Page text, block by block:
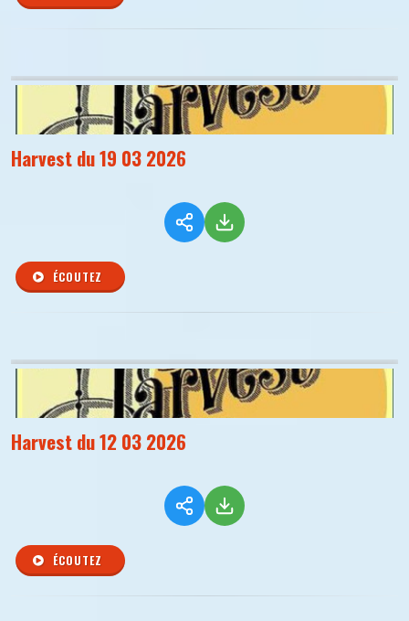
Harvest du 19 03 2026
ÉCOUTEZ
Harvest du 12 03 2026
ÉCOUTEZ